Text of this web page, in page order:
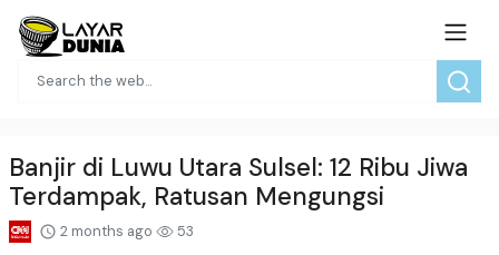
Banjir di Luwu Utara Sulsel: 12 Ribu Jiwa
Terdampak, Ratusan Mengungsi
2 months ago 53